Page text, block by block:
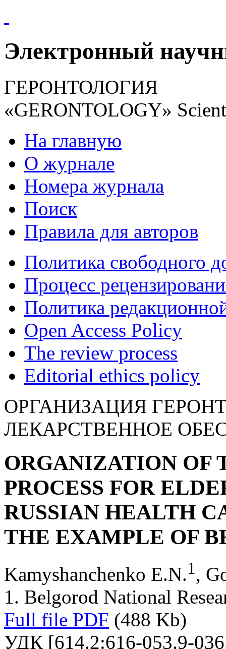
Электронный
ГЕРОНТОЛОГИЯ
«GERONTOLOGY»
На главную
О журнале
Номера журнала
Поиск
Правила для авторов
Политика свободного
Процесс
Политика
Open Access Policy
The review process
Editorial ethics policy
ОРГАНИЗАЦИЯ
ЛЕКАРСТВЕННОЕ
ORGANIZATION OF
PROCESS FOR
RUSSIAN HEALTH
THE EXAMPLE OF
Kamyshanchenko E.N.1,
1. Belgorod National
Full file PDF (488 Kb)
УДК [614.2:616-053.9-